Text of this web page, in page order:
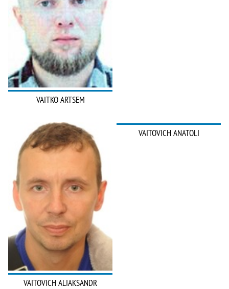
VAITKO ARTSEM
VAITOVICH ALIAKSANDR
VAITOVICH ANATOLI